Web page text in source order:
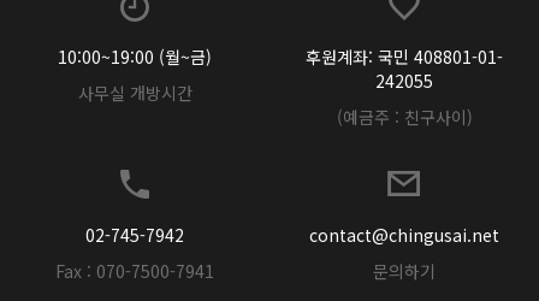
10:00~19:00 (월~금)
사무실 개방시간
후원계좌: 국민 408801-01-
242055
(예금주 : 친구사이)
02-745-7942
Fax : 070-7500-7941
contact@chingusai.net
문의하기